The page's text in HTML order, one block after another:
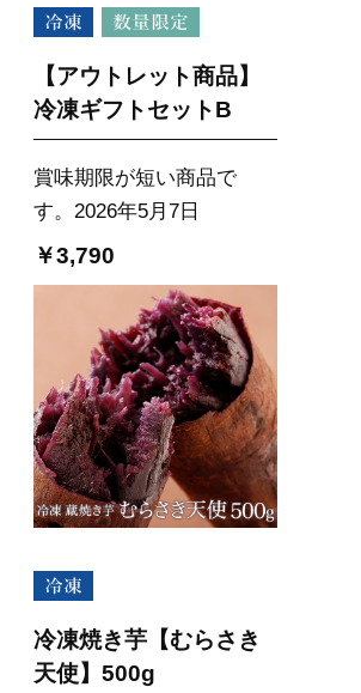
【アウトレット商品】
冷凍ギフトセットB
賞味期限が短い商品で
す。2026年5月7日
￥3,790
冷凍焼き芋【むらさき
天使】500g